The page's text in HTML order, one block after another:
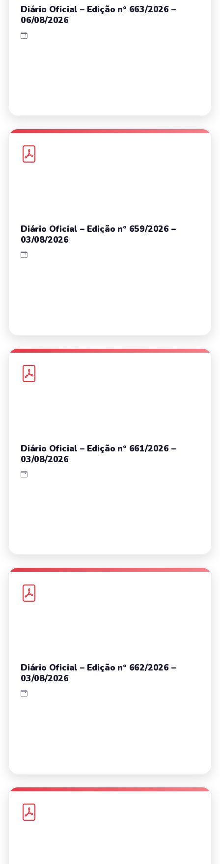
Diário Oficial – Edição nº 663/2026 –
06/08/2026
Diário Oficial – Edição nº 659/2026 –
03/08/2026
Diário Oficial – Edição nº 661/2026 –
03/08/2026
Diário Oficial – Edição nº 662/2026 –
03/08/2026